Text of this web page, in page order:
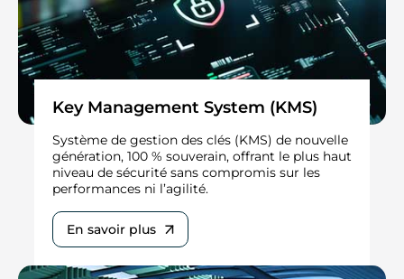
Key Management System (KMS)
Système de gestion des clés (KMS) de nouvelle
génération, 100 % souverain, offrant le plus haut
niveau de sécurité sans compromis sur les
performances ni l’agilité.
En savoir plus